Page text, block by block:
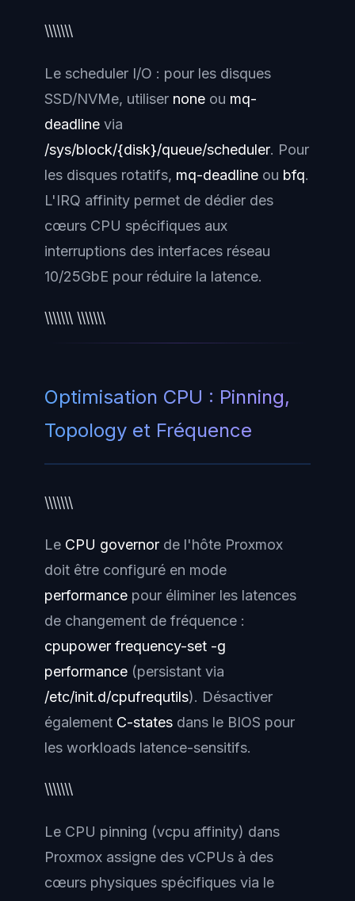
\\\\\\\
Le scheduler I/O : pour les disques
SSD/NVMe, utiliser none ou mq-
deadline via
/sys/block/{disk}/queue/scheduler. Pour
les disques rotatifs, mq-deadline ou bfq.
L'IRQ affinity permet de dédier des
cœurs CPU spécifiques aux
interruptions des interfaces réseau
10/25GbE pour réduire la latence.
\\\\\\\ \\\\\\\
Optimisation CPU : Pinning,
Topology et Fréquence
\\\\\\\
Le CPU governor de l'hôte Proxmox
doit être configuré en mode
performance pour éliminer les latences
de changement de fréquence :
cpupower frequency-set -g
performance (persistant via
/etc/init.d/cpufrequtils). Désactiver
également C-states dans le BIOS pour
les workloads latence-sensitifs.
\\\\\\\
Le CPU pinning (vcpu affinity) dans
Proxmox assigne des vCPUs à des
cœurs physiques spécifiques via le